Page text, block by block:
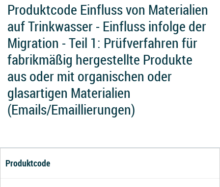
Produktcode Einfluss von Materialien
auf Trinkwasser - Einfluss infolge der
Migration - Teil 1: Prüfverfahren für
fabrikmäßig hergestellte Produkte
aus oder mit organischen oder
glasartigen Materialien
(Emails/Emaillierungen)
Produktcode